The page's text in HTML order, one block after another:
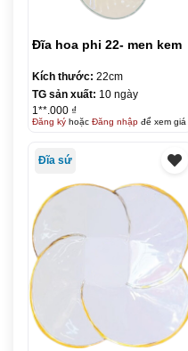
Đĩa hoa phi 22- men kem
Kích thước: 22cm
TG sản xuất: 10 ngày
1**.000 ₫
Đăng kýhoặc Đăng nhậpđể xem giá
Đĩa sứ